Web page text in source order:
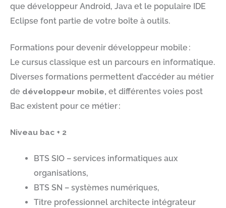
que développeur Android, Java et le populaire IDE
Eclipse font partie de votre boîte à outils.
Formations pour devenir développeur mobile :
Le cursus classique est un parcours en informatique.
Diverses formations permettent d’accéder au métier
de développeur mobile, et différentes voies post
Bac existent pour ce métier :
Niveau bac + 2
BTS SIO – services informatiques aux
organisations,
BTS SN – systèmes numériques,
Titre professionnel architecte intégrateur